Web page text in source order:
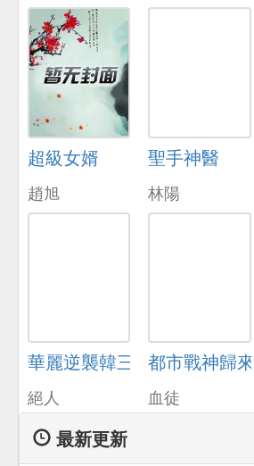
超級女婿
趙旭
聖手神醫
林陽
華麗逆襲韓三千免費閱讀
絕人
都市戰神歸來
血徒
最新更新